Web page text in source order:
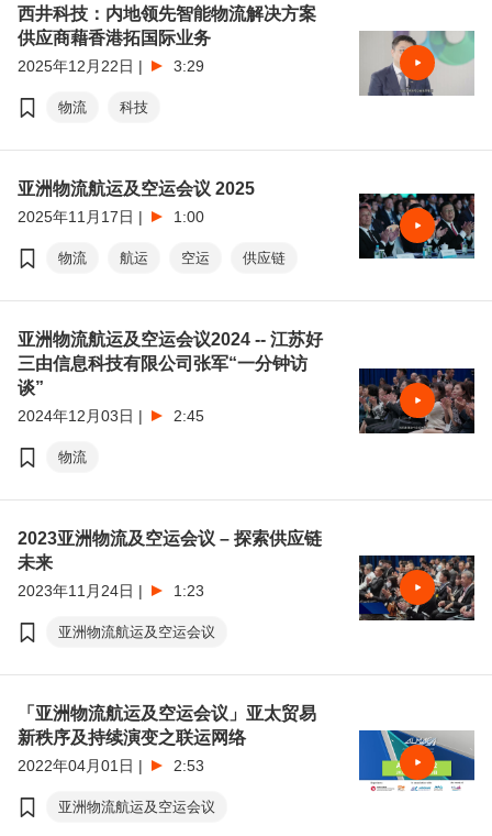
西井科技：内地领先智能物流解决方案
供应商藉香港拓国际业务
2025年12月22日 | 3:29
物流 科技
亚洲物流航运及空运会议 2025
2025年11月17日 | 1:00
物流 航运 空运 供应链
亚洲物流航运及空运会议2024 -- 江苏好
三由信息科技有限公司张军“一分钟访
谈”
2024年12月03日 | 2:45
物流
2023亚洲物流及空运会议 – 探索供应链
未来
2023年11月24日 | 1:23
亚洲物流航运及空运会议
「亚洲物流航运及空运会议」亚太贸易
新秩序及持续演变之联运网络
2022年04月01日 | 2:53
亚洲物流航运及空运会议